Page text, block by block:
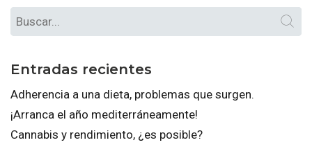
Entradas recientes
Adherencia a una dieta, problemas que surgen.
¡Arranca el año mediterráneamente!
Cannabis y rendimiento, ¿es posible?